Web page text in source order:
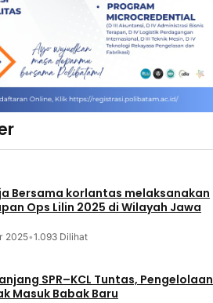
Bersama korlantas melaksanakan
Ops Lilin 2025 di Wilayah Jawa
2025•1.093 Dilihat
SPR–KCL Tuntas, Pengelolaan
Masuk Babak Baru